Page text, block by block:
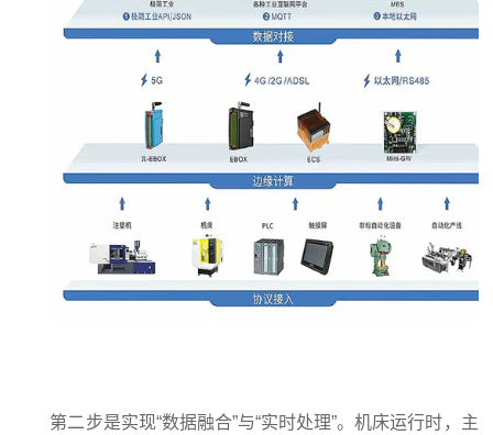
第二步是实现“数据融合”与“实时处理”。机床运行时，主